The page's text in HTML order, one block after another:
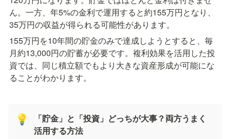
ん。一方、年5%の金利で運用すると約155万円となり、
35万円の収益が得られる可能性があります。
155万円を10年間の貯金のみで達成しようとすると、毎
月約13,000円の貯蓄が必要です。複利効果を活用した投
資では、同じ積立額でもより大きな資産形成が可能にな
ることがわかります。
💡
「貯金」と「投資」どっちが大事？両方うまく
活用する方法